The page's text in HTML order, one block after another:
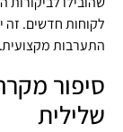
לקוחות חדשים.
התערבות
סיפור
שלילית